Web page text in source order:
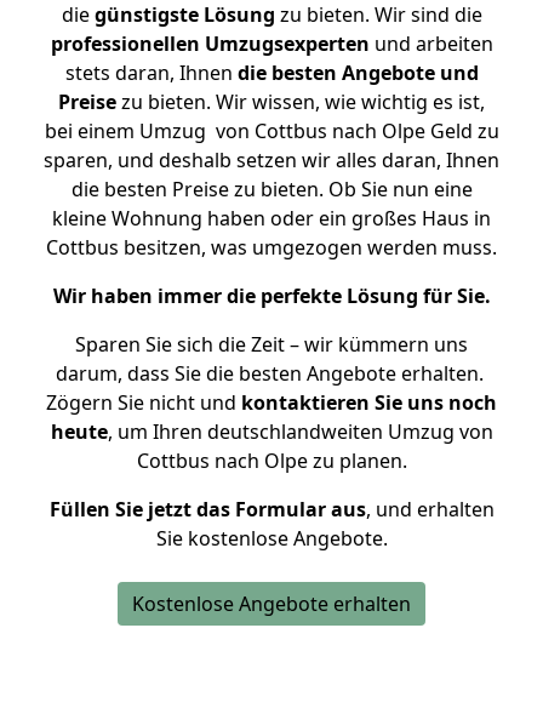
diegünstigste Lösung zu bieten. Wir sind die
professionellen Umzugsexperten und arbeiten
stets daran, Ihnen die besten Angebote und
Preisezu bieten. Wir wissen, wie wichtig es ist,
bei einem Umzug von Cottbus nach Olpe Geld zu
sparen, und deshalb setzen wir alles daran, Ihnen
die besten Preise zu bieten. Ob Sie nun eine
kleine Wohnung haben oder ein großes Haus in
Cottbus besitzen, was umgezogen werden muss.
Wir haben immer die perfekte Lösung für Sie.
Sparen Sie sich die Zeit – wir kümmern uns
darum, dass Sie die besten Angebote erhalten.
Zögern Sie nicht und kontaktieren Sie uns noch
heute, um Ihren deutschlandweiten Umzug von
Cottbus nach Olpe zu planen.
Füllen Sie jetzt das Formular aus, und erhalten
Sie kostenlose Angebote.
Kostenlose Angebote erhalten